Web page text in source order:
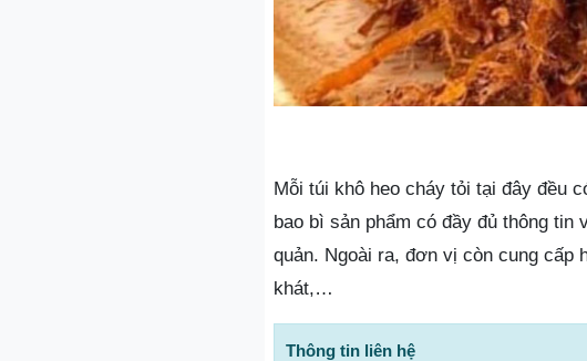
Mỗi túi khô heo cháy tỏi tại đây đều
bao bì sản phẩm có đầy đủ thông tin
quản. Ngoài ra, đơn vị còn cung cấp
khát,…
Thông tin liên hệ